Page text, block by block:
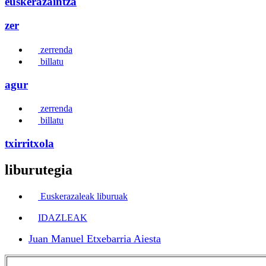
zer
zerrenda
billatu
agur
zerrenda
billatu
txirritxola
liburutegia
Euskerazaleak liburuak
IDAZLEAK
Juan Manuel Etxebarria Aiesta